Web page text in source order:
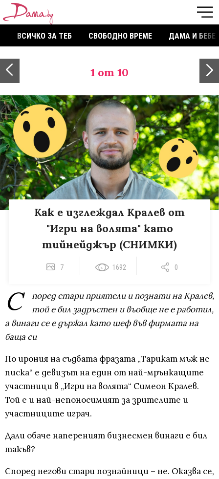
ВСИЧКО ЗА ТЕБ СВОБОДНО ВРЕМЕ ДАМА И БЕБЕ
1 от 10
Как е изглеждал Кралев от
"Игри на волята" като
тийнейджър (СНИМКИ)
7 1692 0
С
поред стари приятели и познати на Кралев,
той е бил задръстен и въобще не е работил,
а винаги се е държал като шеф във фирмата на
баща си
По ирония на съдбата фразата „Тарикат мъж не
писка“ е девизът на един от най-мрънкащите
участници в „Игри на волята“ Симеон Кралев.
Той е и най-непоносимият за зрителите и
участниците играч.
Дали обаче напереният бизнесмен винаги е бил
такъв?
Според негови стари познайници – не. Оказва се,